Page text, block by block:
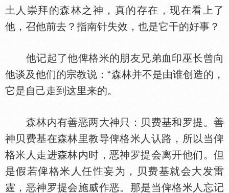
土人崇拜的森林之神，真的存在，现在看上了
他，召他前去？指南针失效，也是它干的好事？
他记起了他俾格米的朋友兄弟血印巫长曾向
他谈及他们的宗教说：“森林并不是由谁创造的，
它是自己走到这里来的。
森林内有善恶两大神只：贝费基和罗提。善
神贝费基在森林里教导俾格米人认路，所以当俾
格米人走进森林内时，恶神罗提会离开他们。但
是假若俾格米人任
妄为，贝费基就会大发雷
霆，恶神罗提会施威作恶。那是当俾格米人忘记